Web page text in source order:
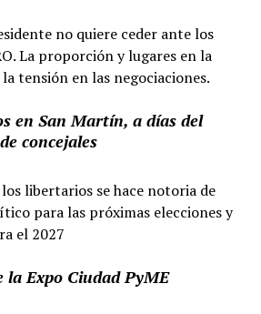
no quiere ceder ante los
La proporción y lugares en la
tensión en las negociaciones.
en San Martín, a días del
concejales
libertarios se hace notoria de
para las próximas elecciones y
el 2027
la Expo Ciudad PyME